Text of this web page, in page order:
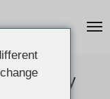
a mano y